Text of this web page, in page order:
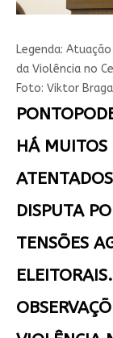
Legenda: Atuação
da Violência no
Foto: Viktor Braga
HÁ MUITOS
DISPUTA
TENSÕES